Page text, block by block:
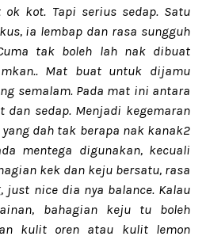
kot. Tapi serius sedap. Satu
ia lembap dan rasa sungguh
tak boleh lah nak dibuat
Mat buat untuk dijamu
semalam. Pada mat ini antara
dan sedap. Menjadi kegemaran
dah tak berapa nak kanak2
mentega digunakan, kecuali
kek dan keju bersatu, rasa
just nice dia nya balance. Kalau
bahagian keju tu boleh
kulit oren atau kulit lemon